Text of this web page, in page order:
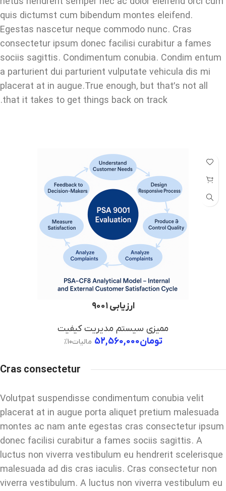
quis dictumst cum bibendum montes eleifend.
Egestas nascetur neque commodo nunc. Cras
consectetur ipsum donec facilisi curabitur a fames
sociis sagittis. Condimentum conubia. Condim entum
a parturient dui parturient vulputate vehicula dis mi
placerat at in augue.True enough, but that’s not all
that it takes to get things back on track.
ارزیابی ۹۰۰۱
ممیزی سیستم مدیریت کیفیت
تومان52,560,000 مالیات10%
Cras consectetur
Volutpat suspendisse condimentum conubia velit
placerat at in augue porta aliquet pretium malesuada
montes ac nam ante egestas cras consectetur ipsum
donec facilisi curabitur a fames sociis sagittis. A
luctus non viverra vestibulum eu hendrerit scelerisque
malesuada ad dis cras iaculis. Cras consectetur non
viverra vestibulum. A luctus non viverra vestibulum eu